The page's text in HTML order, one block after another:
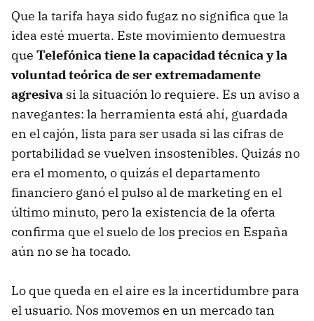
Que la tarifa haya sido fugaz no significa que la
idea esté muerta. Este movimiento demuestra
que Telefónica tiene la capacidad técnica y la
voluntad teórica de ser extremadamente
agresiva si la situación lo requiere. Es un aviso a
navegantes: la herramienta está ahí, guardada
en el cajón, lista para ser usada si las cifras de
portabilidad se vuelven insostenibles. Quizás no
era el momento, o quizás el departamento
financiero ganó el pulso al de marketing en el
último minuto, pero la existencia de la oferta
confirma que el suelo de los precios en España
aún no se ha tocado.
Lo que queda en el aire es la incertidumbre para
el usuario. Nos movemos en un mercado tan